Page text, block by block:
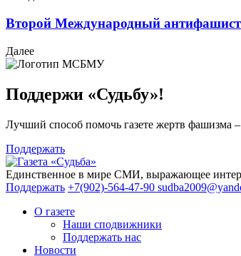
Второй Международный
Далее
Поддержи «Судьбу»!
Лучший способ помочь газете жертв фашизма
Поддержать
Единственное в мире СМИ, выражающее
Поддержать +7(902)-564-47-90
О газете
Наши сподвижники
Поддержать нас
Новости